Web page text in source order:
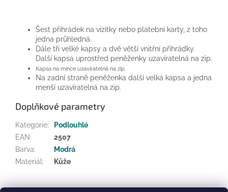
Šest přihrádek na vizitky nebo platební karty, z toho
jedna průhledná.
Dále tři velké kapsy a dvě větší vnitřní přihrádky.
Další kapsa uprostřed peněženky uzavíratelná na zip.
Kapsa na mince uzavíratelná na zip.
Na zadní straně peněženka další velká kapsa a jedna
menší uzavíratelná na zip.
Doplňkové parametry
Kategorie:
Podlouhlé
EAN:
2507
Barva:
Modrá
Materiál : Kůže